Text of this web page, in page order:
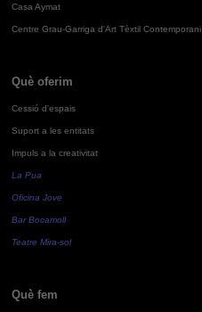
Casa Aymat
Centre Grau-Garriga d'Art Tèxtil Contemporani
Què oferim
Cessió d'espais
Suport a les entitats
Impuls a la creativitat
La Pua
Oficina Jove
Bar Bocamoll
Teatre Mira-sol
Què fem